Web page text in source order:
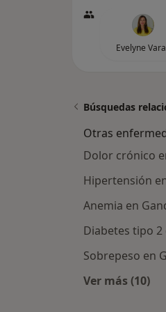
Evelyne
Búsquedas
Otras
Dolor crónico
Hipertensión
Anemia en
Diabetes tipo 2
Sobrepeso en
Ver más (10)